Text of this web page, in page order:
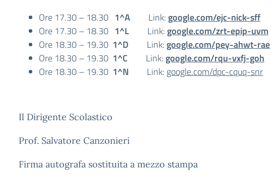
Ore 17.30 – 18.30 1^A Link: google.com/ejc-nick-sff
Ore 17.30 – 18.30 1^L Link: google.com/zrt-epip-uvm
Ore 18.30 – 19.30 1^D Link: google.com/pey-ahwt-rae
Ore 18.30 – 19.30 1^C Link: google.com/rqu-vxfj-goh
Ore 18.30 – 19.30 1^N Link: google.com/dpc-cquq-snr
Il Dirigente Scolastico
Prof. Salvatore Canzonieri
Firma autografa sostituita a mezzo stampa